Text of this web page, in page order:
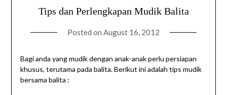
Tips dan Perlengkapan Mudik Balita
Posted on August 16, 2012
Bagi anda yang mudik dengan anak-anak perlu persiapan
khusus, terutama pada balita. Berikut ini adalah tips mudik
bersama balita :